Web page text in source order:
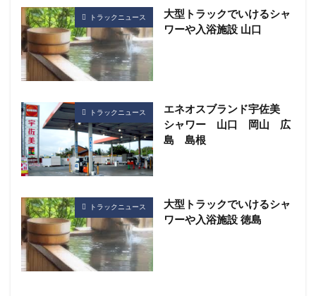
トラックニュース
大型トラックでいけるシャ
ワーや入浴施設 山口
トラックニュース
エネオスブランド宇佐美
シャワー 山口 岡山 広
島 島根
トラックニュース
大型トラックでいけるシャ
ワーや入浴施設 徳島